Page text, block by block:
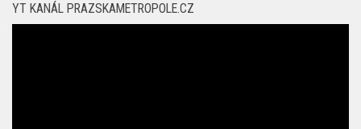
YT KANÁL PRAZSKAMETROPOLE.CZ